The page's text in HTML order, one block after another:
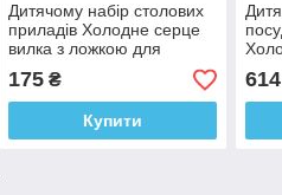
Дитячому набір столових
приладів Холодне серце
вилка з ложкою для
годування
175₴
Купити
5
614